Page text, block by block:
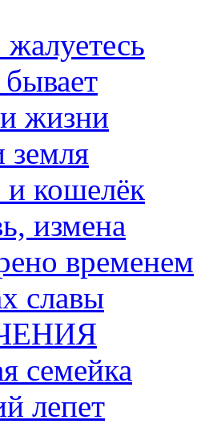
жизни
земля
кошелёк
измена
временем
славы
семейка
лепет